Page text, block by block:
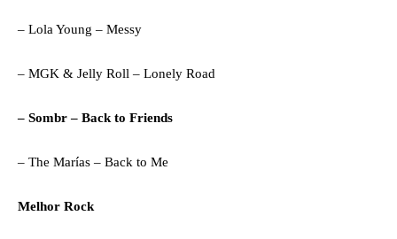
– Lola Young – Messy
– MGK & Jelly Roll – Lonely Road
– Sombr – Back to Friends
– The Marías – Back to Me
Melhor Rock